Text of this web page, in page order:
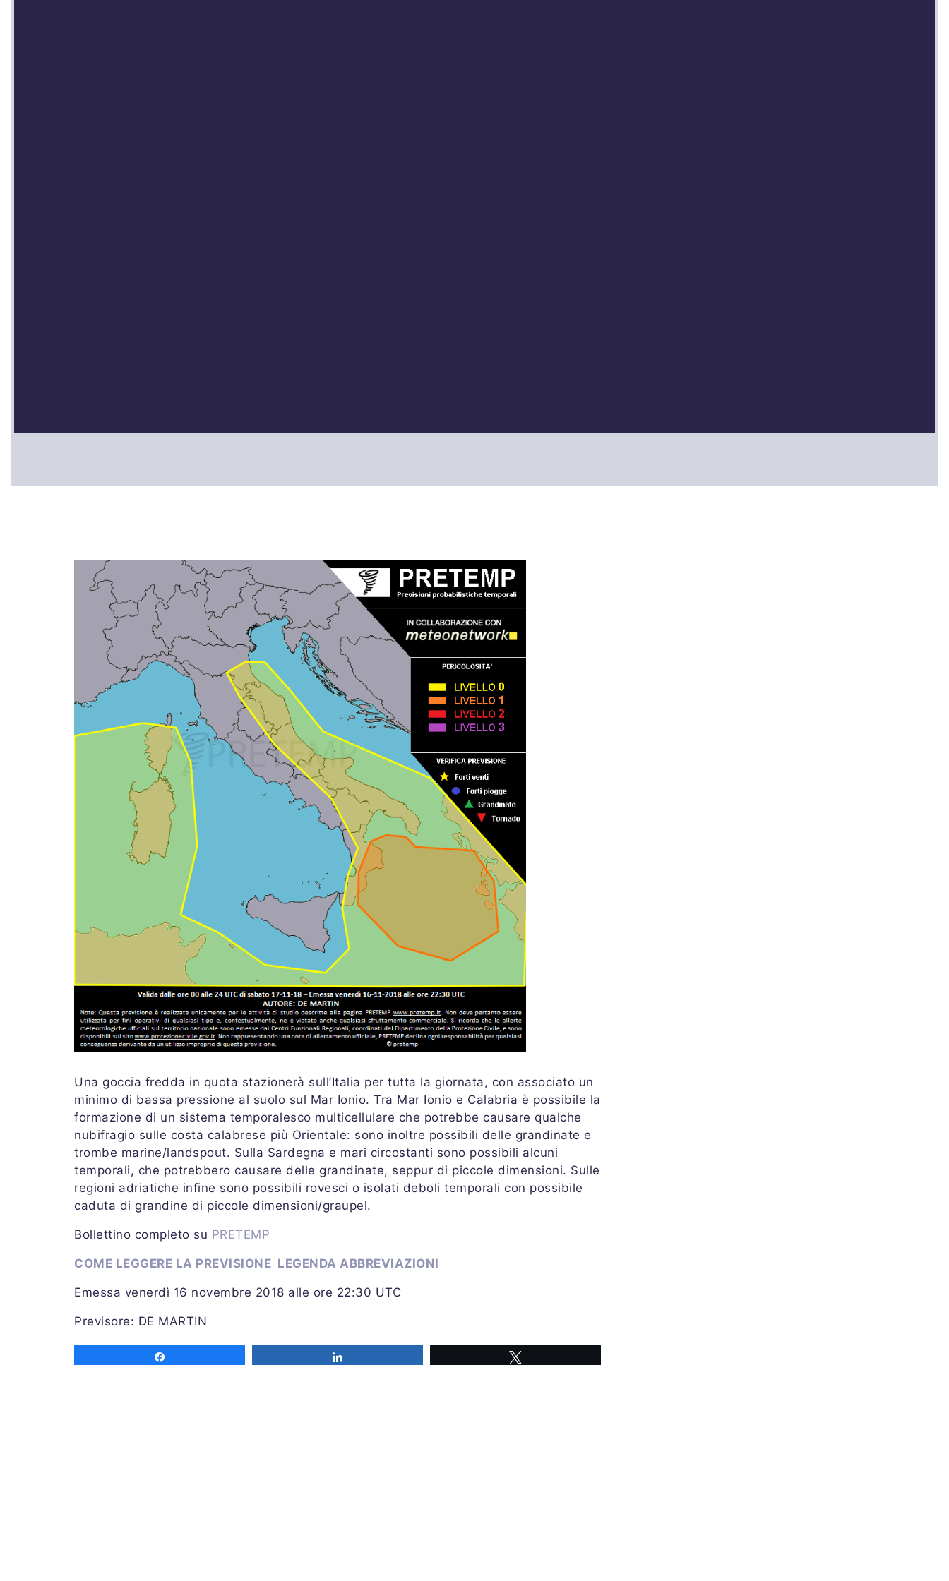
Una goccia fredda in quota stazionerà sull’Italia per tutta la giornata, con associato un
minimo di bassa pressione al suolo sul Mar Ionio. Tra Mar Ionio e Calabria è possibile la
formazione di un sistema temporalesco multicellulare che potrebbe causare qualche
nubifragio sulle costa calabrese più Orientale: sono inoltre possibili delle grandinate e
trombe marine/landspout. Sulla Sardegna e mari circostanti sono possibili alcuni
temporali, che potrebbero causare delle grandinate, seppur di piccole dimensioni. Sulle
regioni adriatiche infine sono possibili rovesci o isolati deboli temporali con possibile
caduta di grandine di piccole dimensioni/graupel.
Bollettino completo su PRETEMP
COME LEGGERE LA PREVISIONE LEGENDA ABBREVIAZIONI
Emessa venerdì 16 novembre 2018 alle ore 22:30 UTC
Previsore: DE MARTIN